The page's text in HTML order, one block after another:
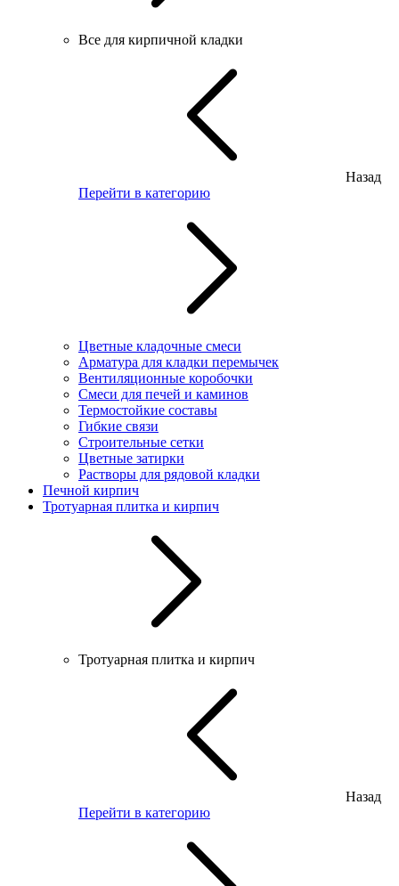
Все для кирпичной кладки
Назад
Перейти в категорию
Цветные кладочные смеси
Арматура для кладки перемычек
Вентиляционные коробочки
Смеси для печей и каминов
Термостойкие составы
Гибкие связи
Строительные сетки
Цветные затирки
Растворы для рядовой кладки
Печной кирпич
Тротуарная плитка и кирпич
Тротуарная плитка и кирпич
Назад
Перейти в категорию